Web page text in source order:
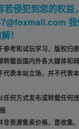
若侵犯到您的权益
我
！
参考和试玩学习，版权归原
转载自国内外各大媒体和
代表本站立场，并不代表
任何方式发布或转载任何
非资源售卖价格，是收集